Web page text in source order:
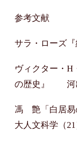
参考文献
サラ・ローズ
ヴィクター・H
の歴史』 河
馮 艶「白居易
大人文科学（21